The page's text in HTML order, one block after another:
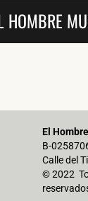
HOMBRE
El
B-
Calle del
© 2022